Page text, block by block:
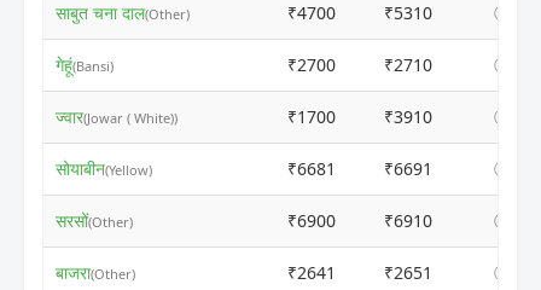
साबुत चना दाल(Other) ₹4700 ₹5310 ⓘ
गेहूं(Bansi) ₹2700 ₹2710 ⓘ
ज्वार(Jowar ( White)) ₹1700 ₹3910 ⓘ
सोयाबीन(Yellow) ₹6681 ₹6691 ⓘ
सरसों(Other) ₹6900 ₹6910 ⓘ
बाजरा(Other) ₹2641 ₹2651 ⓘ